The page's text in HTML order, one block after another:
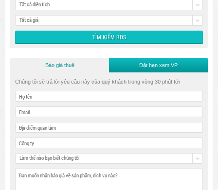
Tất cả diện tích
Tất cả giá
Báo giá thuê Đặt hẹn xem VP
Chúng tôi sẽ trả lời yêu cầu này của quý khách trong vòng 30 phút tới
Làm thế nào bạn biết chúng tôi